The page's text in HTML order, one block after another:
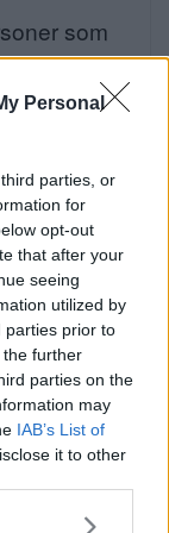
Personal
parties, or
for
opt-out
that after your
seeing
utilized by
parties prior to
further
parties on the
may
IAB’s List of
it to other
more Google
som
08:58, 4 augusti 2026
del av
södra
är en
05:03, 4 augusti 2026